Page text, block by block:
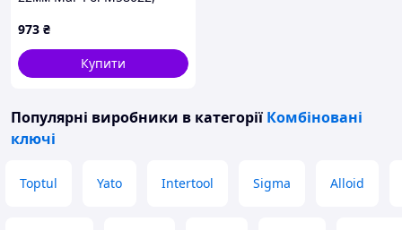
973 ₴
Купити
Популярні виробники в категорії Комбіновані
ключі
Toptul Yato Intertool Sigma Alloid